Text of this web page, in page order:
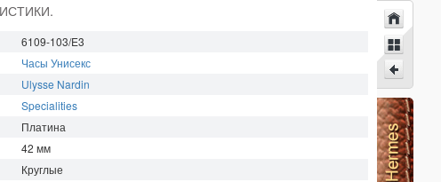
6109-103/E3
Часы Унисекс
Ulysse Nardin
Specialities
Платина
42 мм
Круглые